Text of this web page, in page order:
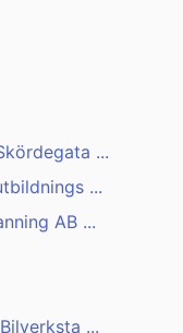
...
...
AB ...
...